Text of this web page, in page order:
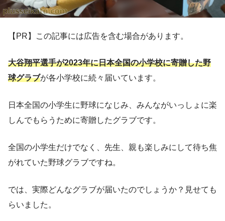
【PR】この記事には広告を含む場合があります。
大谷翔平選手が2023年に日本全国の小学校に寄贈した野
球グラブが各小学校に続々届いています。
日本全国の小学生に野球になじみ、みんながいっしょに楽
しんでもらうために寄贈したグラブです。
全国の小学生だけでなく、先生、親も楽しみにして待ち焦
がれていた野球グラブですね。
では、実際どんなグラブが届いたのでしょうか？見せても
らいました。